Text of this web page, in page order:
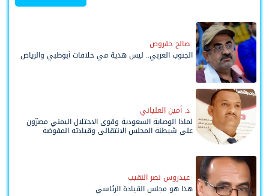
صالح حقروص
الجنوب العربي.. ليس هدية في خلافات أبوظبي والرياض
د. أمين العلياني
لماذا الوصاية السعودية وقوى الاحتلال اليمني مصرّون
على شيطنة المجلس الانتقالي وقيادته المفوضة
عيدروس نصر النقيب
هذا هو مجلس القيادة الرئاسي